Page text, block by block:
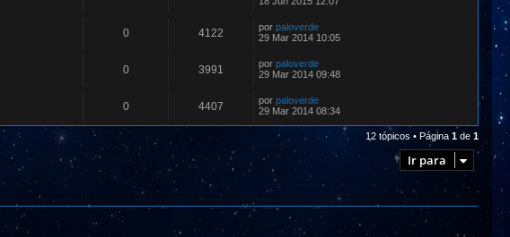
0 4122 por paloverde
29 Mar 2014 10:05
0 3991 por paloverde
29 Mar 2014 09:48
0 4407 por paloverde
29 Mar 2014 08:34
12 tópicos • Página 1 de 1
Ir para